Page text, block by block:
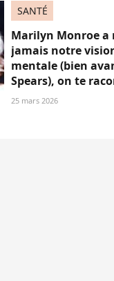
SANTÉ
Marilyn Monroe
jamais notre
mentale (bien
Spears), on te
25 mars 2026